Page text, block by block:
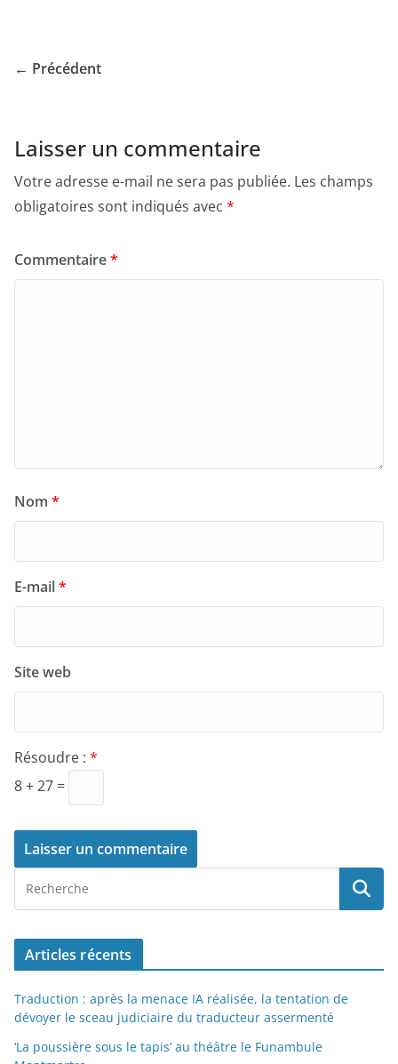
← Précédent
Laisser un commentaire
Votre adresse e-mail ne sera pas publiée. Les champs
obligatoires sont indiqués avec *
Commentaire*
Nom *
E-mail*
Site web
Résoudre : *
8 + 27 =
Articles récents
Traduction : après la menace IA réalisée, la tentation de
dévoyer le sceau judiciaire du traducteur assermenté
‘La poussière sous le tapis’ au théâtre le Funambule